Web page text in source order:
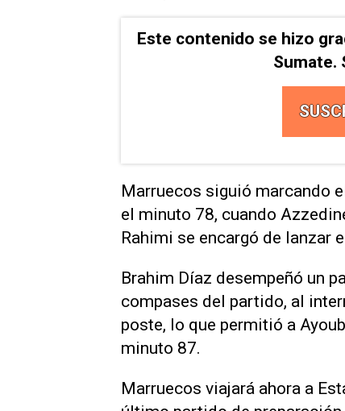
Este contenido se hizo
Sumate.
Marruecos siguió marcando
el minuto ​78, ‌cuando
Rahimi se encargó de lanzar
Brahim ⁠Díaz desempeñó un
compases del partido, al
poste, lo ‌que permitió a
minuto 87.
Marruecos viajará ahora a